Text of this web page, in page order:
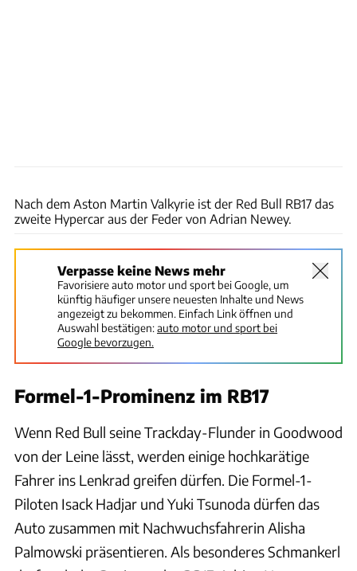
Nach dem Aston Martin Valkyrie ist der Red Bull RB17 das
zweite Hypercar aus der Feder von Adrian Newey.
Verpasse keine News mehr
Favorisiere auto motor und sport bei Google, um
künftig häufiger unsere neuesten Inhalte und News
angezeigt zu bekommen. Einfach Link öffnen und
Auswahl bestätigen:auto motor und sport bei
Google bevorzugen.
Formel-1-Prominenz im RB17
Wenn Red Bull seine Trackday-Flunder in Goodwood
von der Leine lässt, werden einige hochkarätige
Fahrer ins Lenkrad greifen dürfen. Die Formel-1-
Piloten Isack Hadjar und Yuki Tsunoda dürfen das
Auto zusammen mit Nachwuchsfahrerin Alisha
Palmowski präsentieren. Als besonderes Schmankerl